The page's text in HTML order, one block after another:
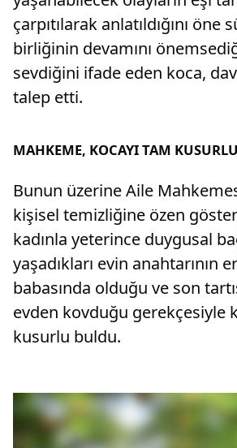
çarpıtılarak anlatıldığını öne
birliğinin devamını
sevdiğini ifade eden koca,
talep etti.
MAHKEME, KOCAYI TAM
Bunun üzerine Aile
kişisel temizliğine özen
kadınla yeterince duygusal
yaşadıkları evin anahtarının
babasında olduğu ve son
evden kovduğu gerekçesiyle
kusurlu buldu.